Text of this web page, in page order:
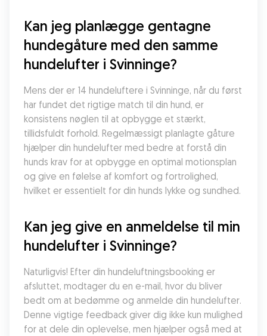
Kan jeg planlægge gentagne
hundegåture med den samme
hundelufter i Svinninge?
Mens der er 14 hundeluftere i Svinninge, når du først
har fundet det rigtige match til din hund, er
konsistens nøglen til at opbygge et stærkt,
tillidsfuldt forhold. Regelmæssigt planlagte gåture
hjælper din hundelufter med bedre at forstå din
hunds krav for at opbygge en optimal motionsplan
og give en følelse af komfort og fortrolighed,
hvilket er essentielt for din hunds lykke og sundhed.
Kan jeg give en anmeldelse til min
hundelufter i Svinninge?
Naturligvis! Efter din hundeluftningsbooking er
afsluttet, modtager du en e-mail, hvor du bliver
bedt om at bedømme og anmelde din hundelufter.
Denne vigtige feedback giver dig ikke kun mulighed
for at dele din oplevelse, men hjælper også med at